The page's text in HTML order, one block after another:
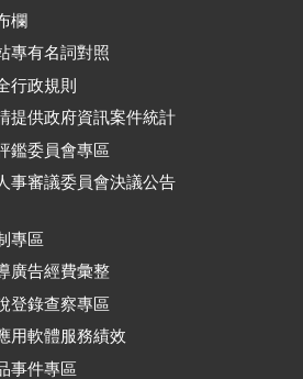
欄
專有名詞對照
行政規則
提供政府資訊案件統計
鑑委員會專區
事審議委員會決議公告
專區
廣告經費彙整
登錄查察專區
用軟體服務績效
事件專區